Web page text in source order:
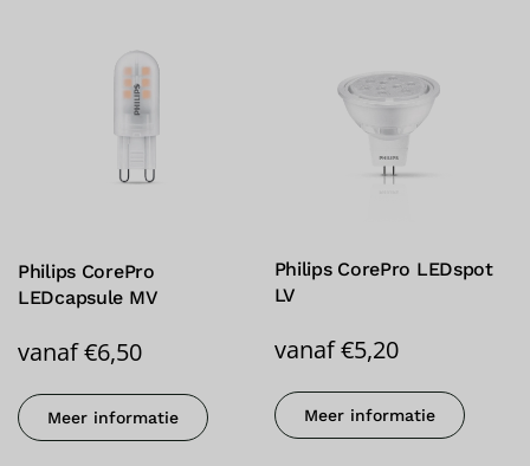
Philips CorePro
LEDcapsule MV
vanaf€6,50
Meer informatie
Philips CorePro LEDspot
LV
vanaf €5,20
Meer informatie